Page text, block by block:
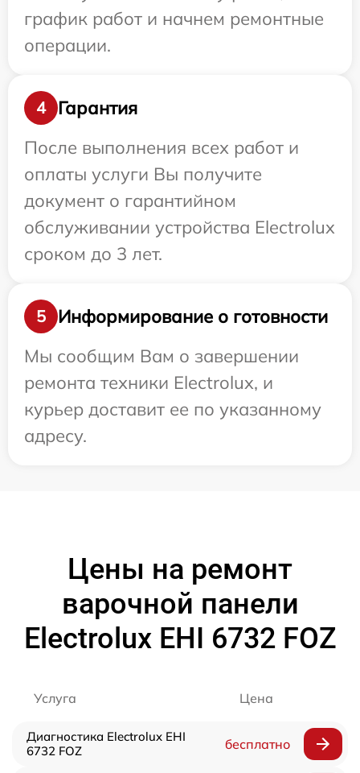
график работ и начнем ремонтные
операции.
4
Гарантия
После выполнения всех работ и
оплаты услуги Вы получите
документ о гарантийном
обслуживании устройства Electrolux
сроком до 3 лет.
5
Информирование о готовности
Мы сообщим Вам о завершении
ремонта техники Electrolux, и
курьер доставит ее по указанному
адресу.
Цены на ремонт
варочной панели
Electrolux EHI 6732 FOZ
Услуга Цена
Диагностика Electrolux EHI
6732 FOZ
бесплатно